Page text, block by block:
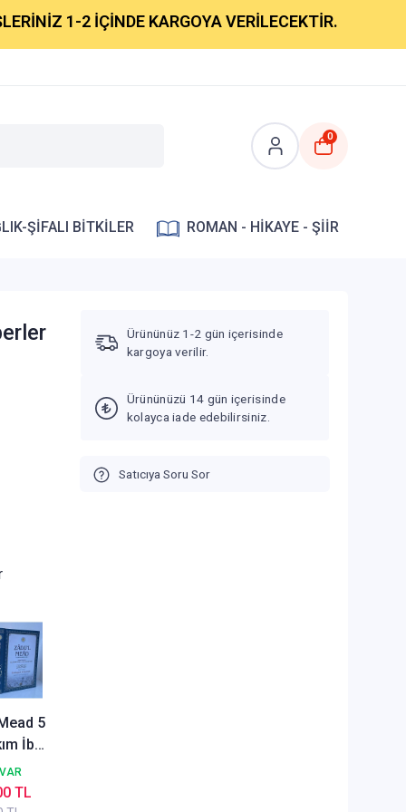
1-2 İÇİNDE KARGOYA VERİLECEKTİR.
0
ŞİFALI BİTKİLER ROMAN - HİKAYE - ŞİİR
5
İbn
el
TL
Ürününüz 1-2 gün içerisinde
kargoya verilir.
Ürününüzü 14 gün içerisinde
kolayca iade edebilirsiniz.
Satıcıya Soru Sor